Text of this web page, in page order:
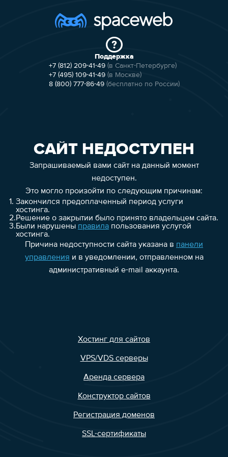
Поддержка
+7 (812) 209-41-49 (в Санкт-Петербурге)
+7 (495) 109-41-49 (в Москве)
8 (800) 777-86-49 (бесплатно по России)
САЙТ НЕДОСТУПЕН
Запрашиваемый вами сайт на данный момент
недоступен.
Это могло произойти по следующим причинам:
1. Закончился предоплаченный период услуги
хостинга.
2.Решение о закрытии было принято владельцем сайта.
3.Были нарушены правилапользования услугой
хостинга.
Причина недоступности сайта указана в панели
управления и в уведомлении, отправленном на
административный e-mail аккаунта.
Хостинг для сайтов
VPS/VDS серверы
Аренда сервера
Конструктор сайтов
Регистрация доменов
SSL-сертификаты